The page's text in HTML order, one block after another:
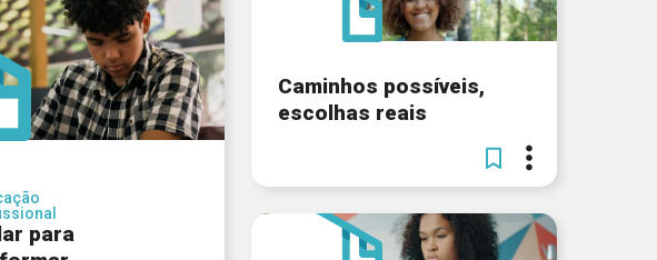
para
Caminhos possíveis,
escolhas reais